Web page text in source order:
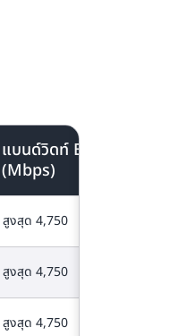
แบนด์วิดท์ EBS
(Mbps)
สูงสุด 4,750
สูงสุด 4,750
สูงสุด 4,750